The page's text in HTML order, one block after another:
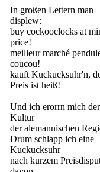
In großen Lettern man
displew:
buy cockooclocks at
price!
meilleur marché
coucou!
kauft Kuckucksuhr'n,
Preis ist heiß!
Und ich erorrn mich der
Kultur
der alemannischen
Drum schlapp ich eine
Kuckucksuhr
nach kurzem